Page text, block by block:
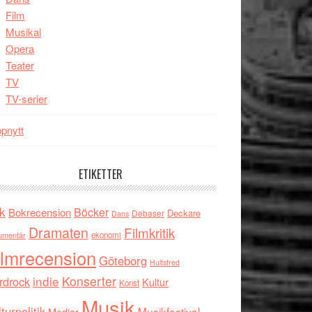
Film
Musikal
Opera
Teater
TV
TV-serier
ETIKETTER
Bokrecension Böcker Dans Debaser Deckare
Dramaten ekonomi Filmkritik
Göteborg Hultsfred
indie Konserter Konst Kultur